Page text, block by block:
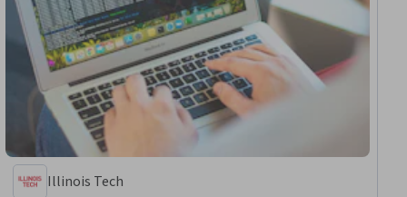
Illinois Tech